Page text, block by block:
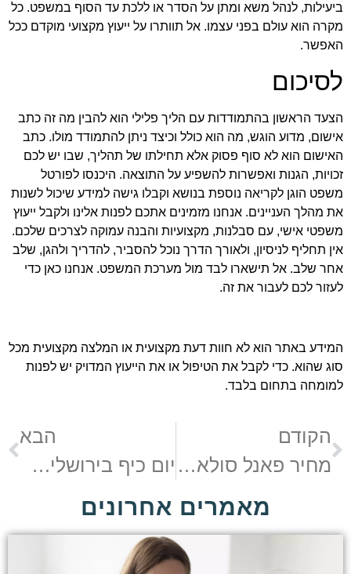
ביעילות, לנהל משא ומתן על הסדר או ללכת עד הסוף במשפט. כל
מקרה הוא עולם בפני עצמו. אל תוותרו על ייעוץ מקצועי מוקדם ככל
האפשר.
לסיכום
הצעד הראשון בהתמודדות עם הליך פלילי הוא להבין מה זה כתב
אישום, מדוע הוגש, מה הוא כולל וכיצד ניתן להתמודד מולו. כתב
האישום הוא לא סוף פסוק אלא תחילתו של תהליך, שבו יש לכם
זכויות, הגנות ואפשרות להשפיע על התוצאה. היכנסו לפורטל
משפט הוגן לקריאה נוספת בנושא וקבלו גישה למידע שיכול לשנות
את מהלך העניינים. אנחנו מזמינים אתכם לפנות אלינו ולקבל ייעוץ
משפטי אישי, עם סבלנות, מקצועיות והבנה עמוקה לצרכים שלכם.
אין תחליף לניסיון, ולאורך הדרך נוכל להסביר, להדריך ולהגן, שלב
אחר שלב. אל תישארו לבד מול מערכת המשפט. אנחנו כאן כדי
לעזור לכם לעבור את זה.
המידע באתר הוא לא חוות דעת מקצועית או המלצה מקצועית מכל
סוג שהוא. כדי לקבל את הטיפול או את הייעוץ המדויק יש לפנות
למומחה בתחום בלבד.
הקודם
מחיר פאנל סולארי מול החיסכון העתידי: האם זה משתלם?
הבא
יום כיף בירושלים: אתרי מורשת מרתקים לבני הגיל השלישי
מאמרים אחרונים